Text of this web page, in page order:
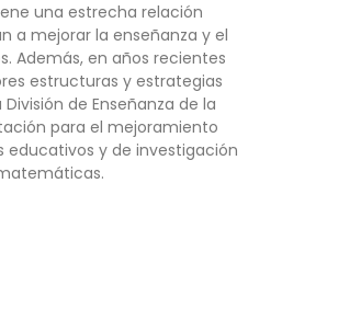
una estrecha relación
a mejorar la enseñanza y el
Además, en años recientes
estructuras y estrategias
de Enseñanza de la
para el mejoramiento
y de investigación